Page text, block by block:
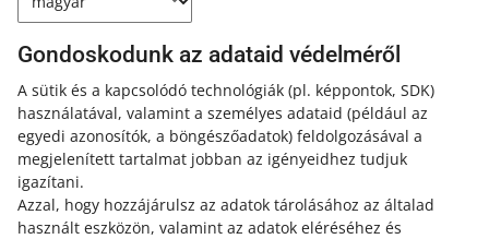
Gondoskodunk az adataid védelméről
A sütik és a kapcsolódó technológiák (pl. képpontok, SDK)
használatával, valamint a személyes adataid (például az
egyedi azonosítók, a böngészőadatok) feldolgozásával a
megjelenített tartalmat jobban az igényeidhez tudjuk
igazítani.
Azzal, hogy hozzájárulsz az adatok tárolásához az általad
használt eszközön, valamint az adatok eléréséhez és
A korlátozás nem vonatkozik azokra az ajánlatokra:
amelyekben más állapotot adsz meg, vagy
amelyekettermékszettekbenhirdetsz meg.
Hogy működik
Ha túlléped az 5 darab ajánlatot, értesítés jelenik meg
róla.